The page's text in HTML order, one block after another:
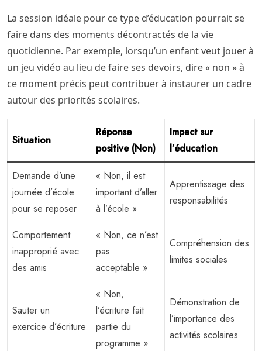
La session idéale pour ce type d’éducation pourrait se
faire dans des moments décontractés de la vie
quotidienne. Par exemple, lorsqu’un enfant veut jouer à
un jeu vidéo au lieu de faire ses devoirs, dire « non » à
ce moment précis peut contribuer à instaurer un cadre
autour des priorités scolaires.
Situation
Réponse
positive (Non)
Impact sur
l’éducation
Demande d’une
journée d’école
pour se reposer
« Non, il est
important d’aller
à l’école »
Apprentissage des
responsabilités
Comportement
inapproprié avec
des amis
« Non, ce n’est
pas
acceptable »
Compréhension des
limites sociales
Sauter un
exercice d’écriture
« Non,
l’écriture fait
partie du
programme »
Démonstration de
l’importance des
activités scolaires